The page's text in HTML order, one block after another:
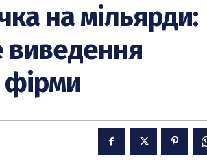
на мільярди:
фірми